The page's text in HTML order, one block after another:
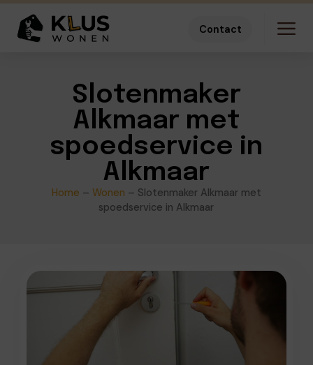
Contact
Slotenmaker
Alkmaar met
spoedservice in
Alkmaar
Home – Wonen – Slotenmaker Alkmaar met
spoedservice in Alkmaar